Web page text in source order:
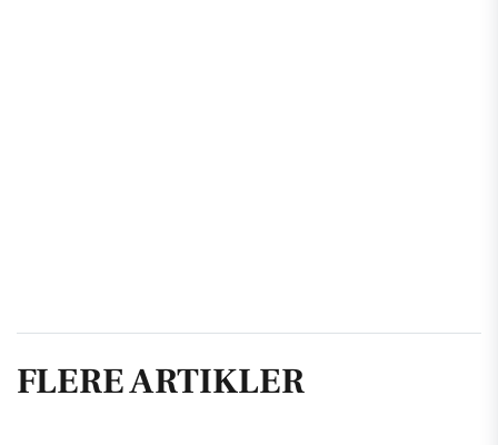
FLERE ARTIKLER